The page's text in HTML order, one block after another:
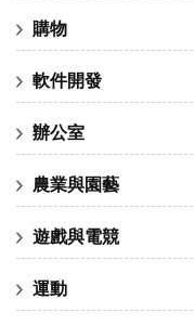
購物
軟件開發
辦公室
農業與園藝
遊戲與電競
運動